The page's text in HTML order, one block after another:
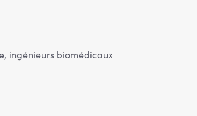
ingénieurs biomédicaux